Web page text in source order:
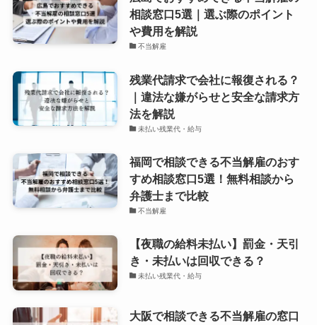
相談窓口5選｜選ぶ際のポイント
や費用を解説
不当解雇
残業代請求で会社に報復される？
｜違法な嫌がらせと安全な請求方
法を解説
未払い残業代・給与
福岡で相談できる不当解雇のおす
すめ相談窓口5選！無料相談から
弁護士まで比較
不当解雇
【夜職の給料未払い】罰金・天引
き・未払いは回収できる？
未払い残業代・給与
大阪で相談できる不当解雇の窓口